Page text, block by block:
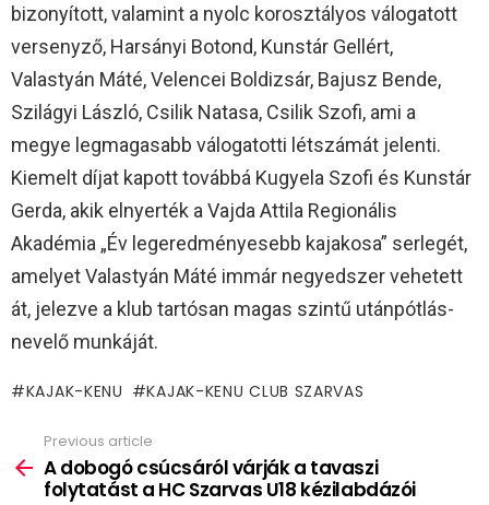
bizonyított, valamint a nyolc korosztályos válogatott
versenyző, Harsányi Botond, Kunstár Gellért,
Valastyán Máté, Velencei Boldizsár, Bajusz Bende,
Szilágyi László, Csilik Natasa, Csilik Szofi, ami a
megye legmagasabb válogatotti létszámát jelenti.
Kiemelt díjat kapott továbbá Kugyela Szofi és Kunstár
Gerda, akik elnyerték a Vajda Attila Regionális
Akadémia „Év legeredményesebb kajakosa” serlegét,
amelyet Valastyán Máté immár negyedszer vehetett
át, jelezve a klub tartósan magas szintű utánpótlás-
nevelő munkáját.
KAJAK-KENU KAJAK-KENU CLUB SZARVAS
more
Previous article
A dobogó csúcsáról várják a tavaszi
folytatást a HC Szarvas U18 kézilabdázói